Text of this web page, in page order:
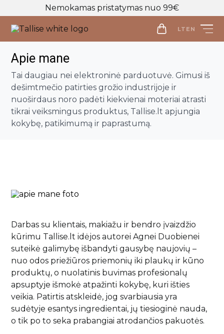
Nemokamas pristatymas nuo 99€
LT EN
Parduotuvė
Veido priežiūra
Visos priemonės
Makiažo valymo priemonės
Veido serumai
Veido kaukės
Paakių kremai ir serumai
Paakių kaukės
Kaklo kremai
Veido kremai
Lūpų priežiūra
Veido priežiūros aparatai
Apsauga nuo saulės veidui
Kūno priežiūra
Rankų kremai
Savaiminio įdegio priemonės kūnui
Anticeliulitinės priemonės
Natūralūs dezodorantai
Vonios druskos
Apsauga nuo saulės kūnui
Makiažo pagrindai ir maskuokliai
Veido kontūravimui
Skaistalai
Akių pieštukai
Blakstienoms (tušai, serumai)
Antakių pieštukai
Lūpų pieštukai
Lūpoms (lūpų dažai, blizgiai)
Makiažo šepetėliai
Galvos odos šveitikliai
Plaukų kondicionieriai
Plaukų kaukės ir ampulės
Plaukų kremai
Nenuskalaujami kondicionieriai
Plaukų serumai ir aliejai
Apsauga nuo karščio
Plaukų formavimo priemonės
Apranga
Palaidinės
Sportinės Liemenelės
Sijonai
Šortai
Kojinės
Tamprės
Rinkiniai
Namams
Kvepalai
Papildai
Pasiūlymai
Apie mane
Tai daugiau nei elektroninė parduotuvė. Gimusi iš
dešimtmečio patirties grožio industrijoje ir
nuoširdaus noro padėti kiekvienai moteriai atrasti
tikrai veiksmingus produktus, Tallise.lt apjungia
kokybę, patikimumą ir paprastumą.
Darbas su klientais, makiažu ir bendro įvaizdžio
kūrimu Tallise.lt idėjos autorei Agnei Duobienei
suteikė galimybę išbandyti gausybę naujovių –
nuo odos priežiūros priemonių iki plaukų ir kūno
produktų, o nuolatinis buvimas profesionalų
apsuptyje išmokė atpažinti kokybę, kuri išties
veikia. Patirtis atskleidė, jog svarbiausia yra
sudėtyje esantys ingredientai, jų tiesioginė nauda,
o tik po to seka prabangiai atrodančios pakuotės.